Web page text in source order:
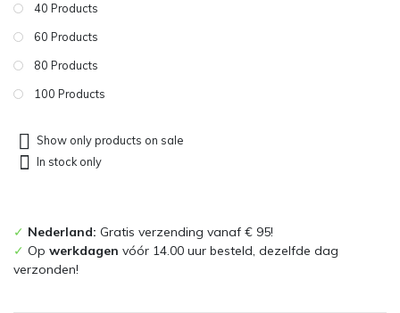
40 Products
60 Products
80 Products
100 Products
Show only products on sale
In stock only
✓ Nederland: Gratis verzending vanaf € 95!
✓ Op werkdagen vóór 14.00 uur besteld, dezelfde dag
verzonden!